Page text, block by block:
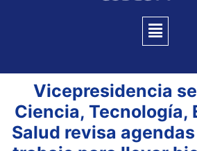
Vicepresidencia
Ciencia, Tecnología,
Salud revisa